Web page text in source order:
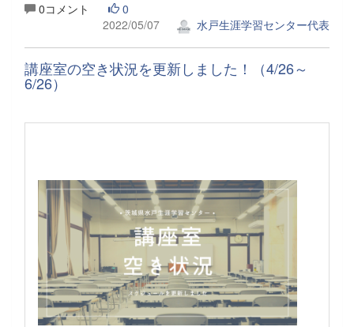
0コメント
0
2022/05/07
水戸生涯学習センター代表
講座室の空き状況を更新しました！（4/26～
6/26）